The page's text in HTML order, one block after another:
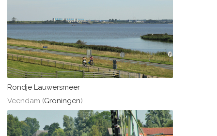
Rondje Lauwersmeer
Veendam (Groningen)